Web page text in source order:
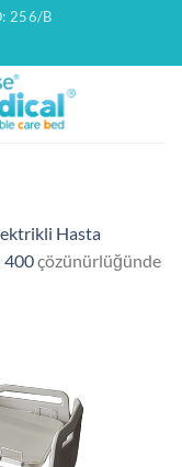
256/B
Hasta
400çözünürlüğünde